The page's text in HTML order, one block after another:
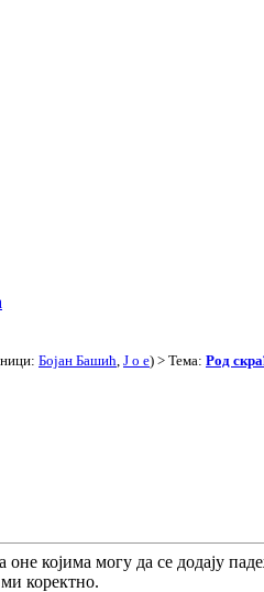
Бојан Башић J o e) > Тема: Род
којима могу да се додају
коректно.